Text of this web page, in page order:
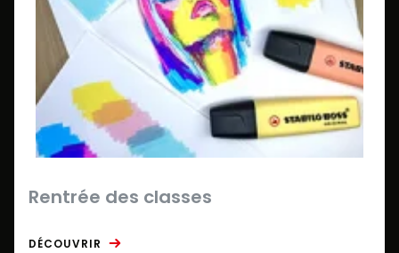
Rentrée des classes
DÉCOUVRIR